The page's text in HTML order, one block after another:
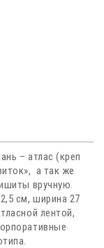
– атлас (креп
а так же
вручную.
см, ширина 27
лентой,